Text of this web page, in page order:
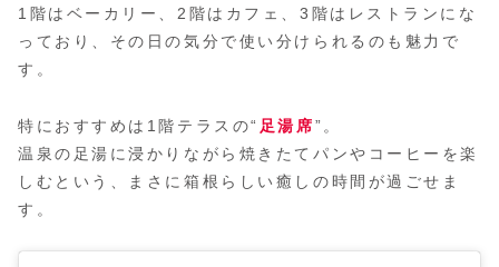
1階はベーカリー、2階はカフェ、3階はレストランにな
っており、その日の気分で使い分けられるのも魅力で
す。
特におすすめは1階テラスの“ 足湯席”。
温泉の足湯に浸かりながら焼きたてパンやコーヒーを楽
しむという、まさに箱根らしい癒しの時間が過ごせま
す。